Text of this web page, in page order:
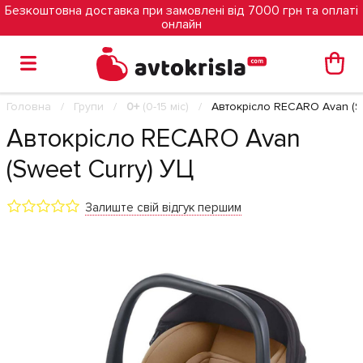
Безкоштовна доставка при замовлені від 7000 грн та оплаті
онлайн
Головна Групи 0+ (0-15 міс) Автокрісло RECARO Avan
Автокрісло RECARO Avan
(Sweet Curry) УЦ
Залиште свій відгук першим